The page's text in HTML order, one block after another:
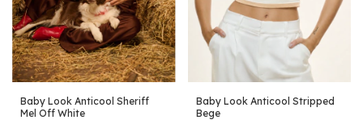
Baby Look Anticool Sheriff
Mel Off White
Baby Look Anticool Stripped
Bege